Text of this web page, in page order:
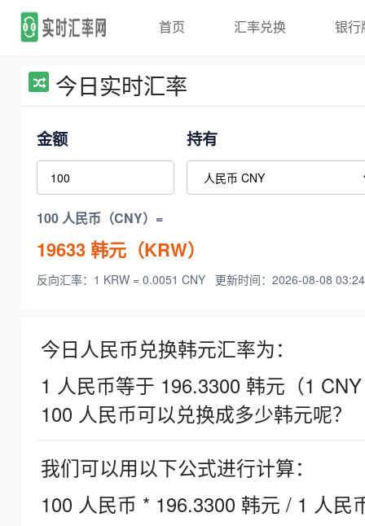
首页 汇率兑换 银行
今日实时汇率
金额 持有
100 人民币（CNY）=
19633韩元（KRW）
反向汇率：1 KRW = 0.0051 CNY 更新时间：2026-08-08
今日人民币兑换韩元汇率为：
1 人民币等于 196.3300 韩元（1
100 人民币可以兑换成多少韩元呢？
我们可以用以下公式进行计算：
100 人民币 * 196.3300 韩元 / 1 人民